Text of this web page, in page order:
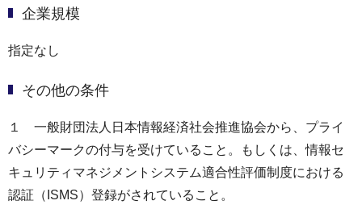
企業規模
指定なし
その他の条件
１ 一般財団法人日本情報経済社会推進協会から、プライ
バシーマークの付与を受けていること。もしくは、情報セ
キュリティマネジメントシステム適合性評価制度における
認証（ISMS）登録がされていること。